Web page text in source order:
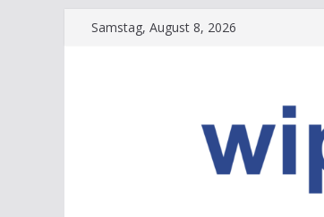
ZumSamstag, August 8, 2026